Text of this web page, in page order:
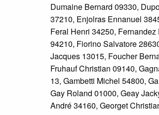
Dumaine Bernard 09330,
37210, Enjolras Ennanuel
Feral Henri 34250,
94210, Fiorino Salvatore
Jacques 13015, Foucher
Fruhauf Christian 09140,
13, Gambetti Michel 54800,
Gay Roland 01000, Geay
André 34160, Georget